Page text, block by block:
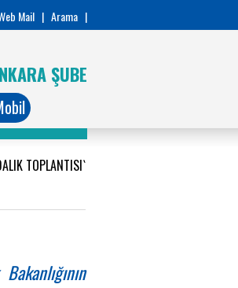
Mail | Arama |
ŞUBE
TOPLANTISI`